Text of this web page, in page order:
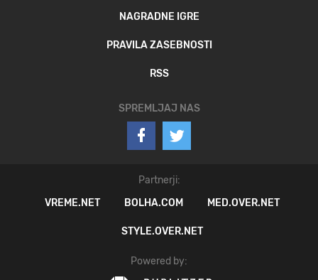
NAGRADNE IGRE
PRAVILA ZASEBNOSTI
RSS
SPREMLJAJ NAS
Partnerji:
VREME.NET
BOLHA.COM MED.OVER.NET
STYLE.OVER.NET
Powered by: